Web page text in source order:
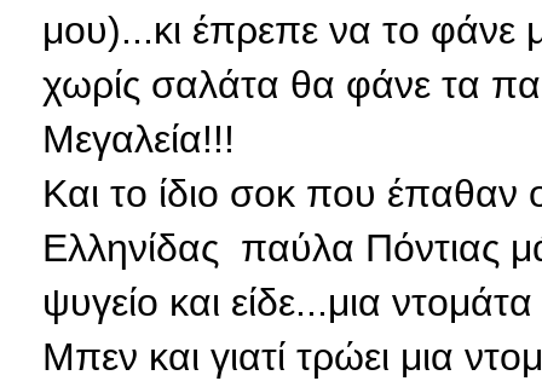
μου)...κι έπρεπε να το φάνε
χωρίς σαλάτα θα φάνε τα
Μεγαλεία!!!
Και το ίδιο σοκ που έπαθαν
Ελληνίδας παύλα Πόντιας
ψυγείο και είδε...μια
Μπεν και γιατί τρώει μια